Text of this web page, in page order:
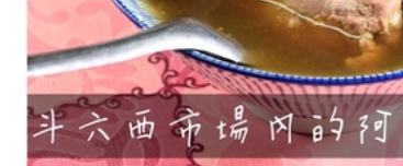
上
就
能
吃
到
豐
盛
的